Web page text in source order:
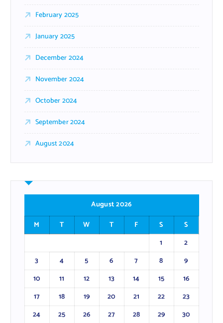
February 2025
January 2025
December 2024
November 2024
October 2024
September 2024
August 2024
August 2026
M
T W T F S
S
1
2
3
4 5 6 7 8
9
10
11 12 13 14 15
16
17
18 19 20 21 22
23
24
25 26 27 28 29 30